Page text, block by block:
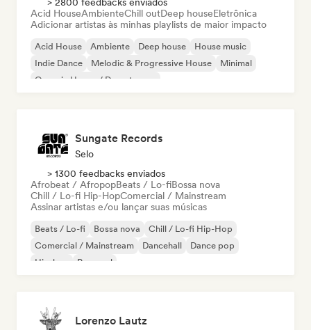
Acid HouseAmbienteChill outDeep houseEletrônica
Adicionar artistas às minhas playlists de maior impacto
Acid House Ambiente Deep house
House music
Indie Dance
Melodic & Progressive House
Minimal
Organic House / Downtempo
Sungate Records
Selo
> 1300 feedbacks enviados
Afrobeat / AfropopBeats / Lo-fiBossa nova
Chill / Lo-fi Hip-HopComercial / Mainstream
Assinar artistas e/ou lançar suas músicas
Beats / Lo-fi Bossa nova
Chill / Lo-fi Hip-Hop
Comercial / Mainstream
Dancehall
Dance pop
Hip-hop
Pop soul
Lorenzo Lautz